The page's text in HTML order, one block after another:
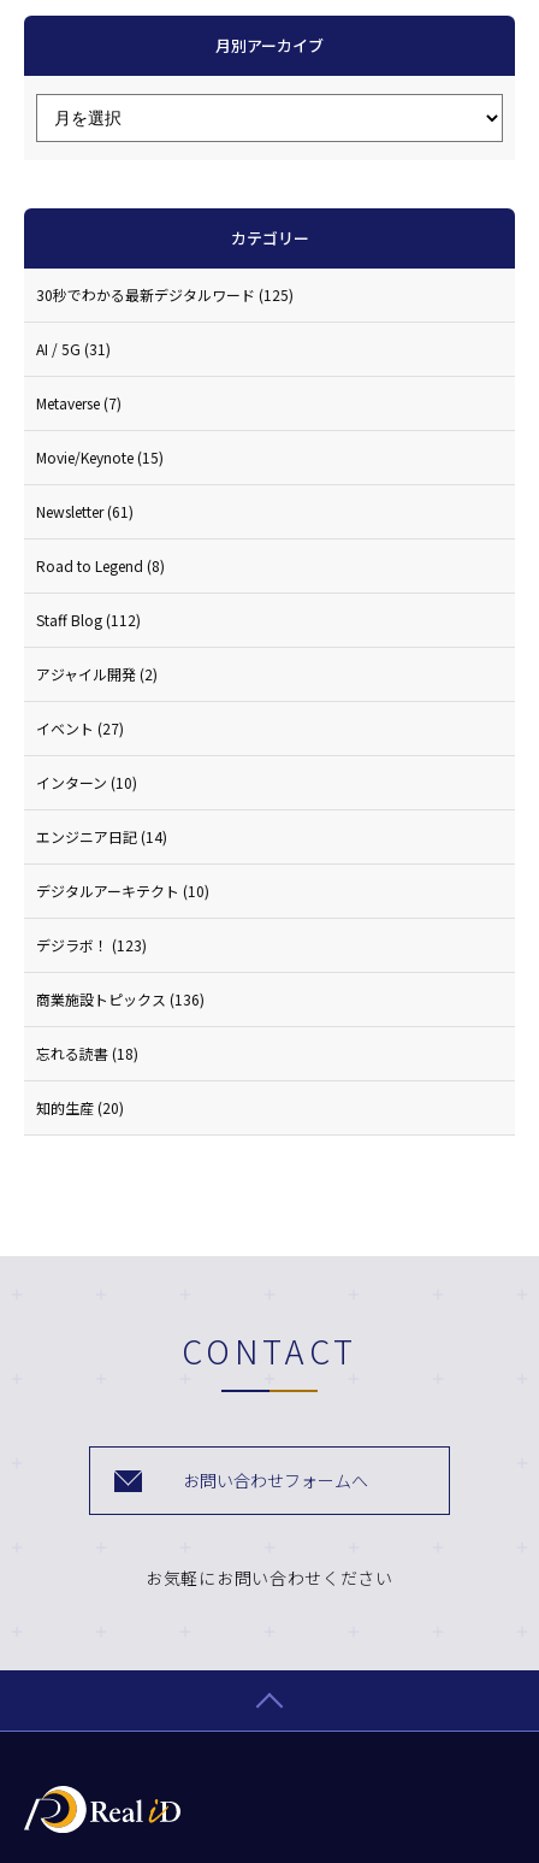
月別アーカイブ
カテゴリー
30秒でわかる最新デジタルワード (125)
AI / 5G (31)
Metaverse(7)
Movie/Keynote(15)
Newsletter(61)
Road to Legend (8)
Staff Blog(112)
アジャイル開発(2)
イベント (27)
インターン (10)
エンジニア日記(14)
デジタルアーキテクト (10)
デジラボ！ (123)
商業施設トピックス (136)
忘れる読書(18)
知的生産(20)
CONTACT
お問い合わせフォームへ
お気軽にお問い合わせください